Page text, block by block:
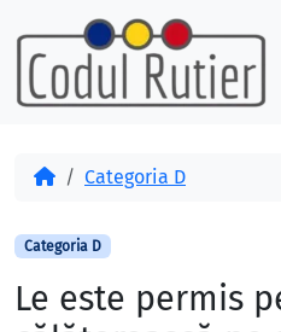
Skip to content
Skip to footer
AcasăCategoria D
Categoria D
Le este permis